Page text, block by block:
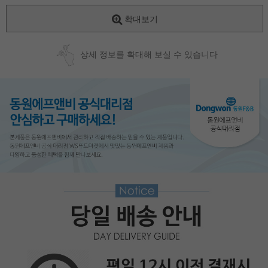
확대보기
상세 정보를 확대해 보실 수 있습니다